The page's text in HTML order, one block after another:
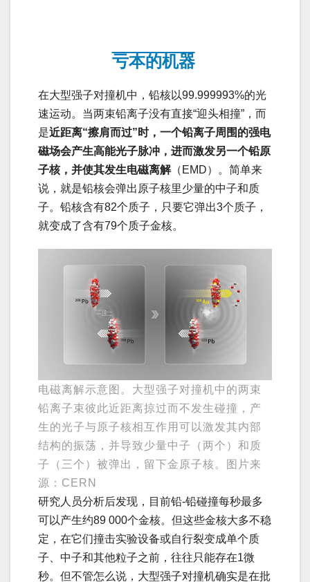
亏本的机器
在大型强子对撞机中，铅核以99.999993%的光
速运动。当两束铅离子没有直接“迎头相撞”，而
是近距离“擦肩而过”时，一个铅离子周围的强电
磁场会产生高能光子脉冲，进而激发另一个铅原
子核，并使其发生电磁离解（EMD）。简单来
说，就是铅核会弹出原子核里少量的中子和质
子。铅核含有82个质子，只要它弹出3个质子，
就变成了含有79个质子金核。
电磁离解示意图。大型强子对撞机中的两束
铅离子束彼此近距离掠过而不发生碰撞，产
生的光子与原子核相互作用可以激发其内部
结构的振荡，并导致少量中子（两个）和质
子（三个）被弹出，留下金原子核。图片来
源：CERN
研究人员分析后发现，目前铅-铅碰撞每秒最多
可以产生约89 000个金核。但这些金核大多不稳
定，在它们撞击实验设备或自行裂变成单个质
子、中子和其他粒子之前，往往只能存在1微
秒。但不管怎么说，大型强子对撞机确实是在批